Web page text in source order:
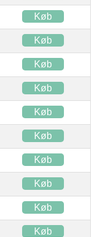
Køb
Køb
Køb
Køb
Køb
Køb
Køb
Køb
Køb
Køb